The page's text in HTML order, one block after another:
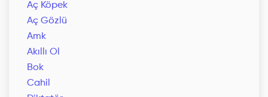
Aç Köpek
Aç Gözlü
Amk
Akıllı Ol
Bok
Cahil